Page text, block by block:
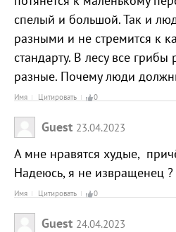
спелый и большой. Так и
разными и не стремится к
стандарту. В лесу все
разные. Почему люди
Имя Цитировать 0
Guest 23.04.2023
А мне нравятся худые,
Надеюсь, я не извращенец ?
Имя Цитировать 0
Guest 24.04.2023